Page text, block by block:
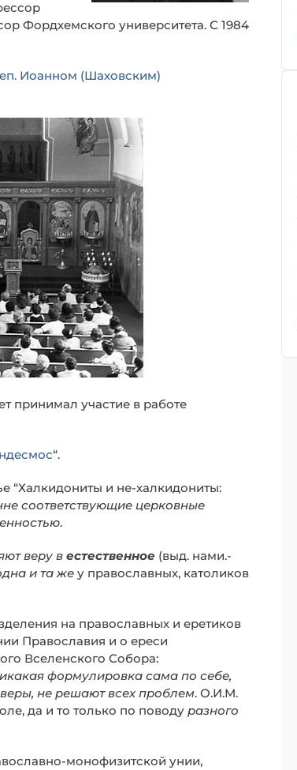
Фордхемского университета. С 1984
Иоанном (Шаховским)
принимал участие в работе
“.
“Халкидониты и не-халкидониты:
соответствующие церковные
.
веру в естественное (выд. нами.-
и та же у православных, католиков
на православных и еретиков
Православия и о ереси
Вселенского Собора:
формулировка сама по себе,
не решают всех проблем. О.И.М.
да и то только по поводу разного
монофизитской унии,